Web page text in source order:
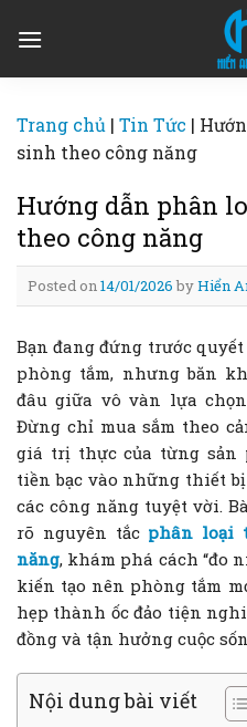
Trang chủ | Tin Tức |
sinh theo công năng
Hướng dẫn phân
theo công năng
Posted on14/01/2026 byHiển
Bạn đang đứng trước
phòng tắm, nhưng băn
đâu giữa vô vàn lựa
Đừng chỉ mua sắm theo
giá trị thực của từng sản
tiền bạc vào những thiết
các công năng tuyệt vời.
rõ nguyên tắc phân loại
năng, khám phá cách “đo
kiến tạo nên phòng tắm
hẹp thành ốc đảo tiện
đồng và tận hưởng cuộc
Nội dung bài viết